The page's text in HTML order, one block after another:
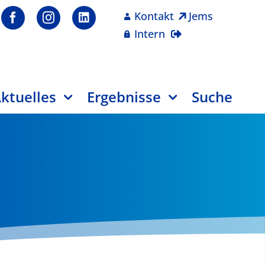
Kontakt
Jems
Intern
Ergebnisse Suche